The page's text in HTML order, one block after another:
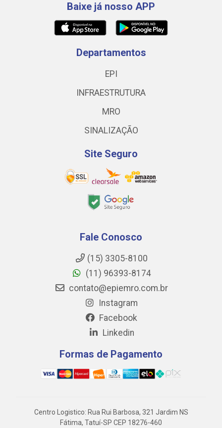
Baixe já nosso APP
Departamentos
EPI
INFRAESTRUTURA
MRO
SINALIZAÇÃO
Site Seguro
Fale Conosco
(15) 3305-8100
(11) 96393-8174
contato@epiemro.com.br
Instagram
Facebook
Linkedin
Formas de Pagamento
Centro Logistico: Rua Rui Barbosa, 321 Jardim NS
Fátima, Tatuí-SP CEP 18276-460